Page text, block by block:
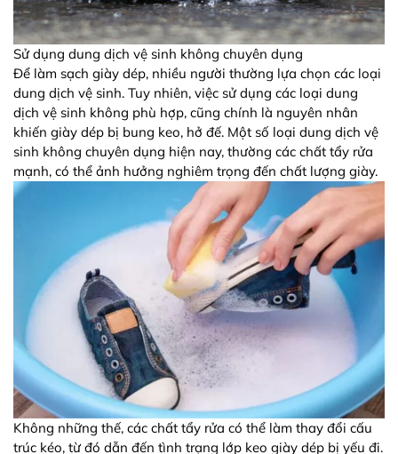
Sử dụng dung dịch vệ sinh không chuyên dụng
Để làm sạch giày dép, nhiều người thường lựa chọn các loại
dung dịch vệ sinh. Tuy nhiên, việc sử dụng các loại dung
dịch vệ sinh không phù hợp, cũng chính là nguyên nhân
khiến giày dép bị bung keo, hở đế. Một số loại dung dịch vệ
sinh không chuyên dụng hiện nay, thường các chất tẩy rửa
mạnh, có thể ảnh hưởng nghiêm trọng đến chất lượng giày.
Không những thế, các chất tẩy rửa có thể làm thay đổi cấu
trúc kéo, từ đó dẫn đến tình trạng lớp keo giày dép bị yếu đi.